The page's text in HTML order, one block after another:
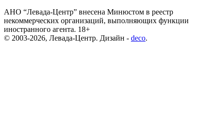
АНО “Левада-Центр” внесена Минюстом в реестр
некоммерческих организаций, выполняющих функции
иностранного агента. 18+
© 2003-2026, Левада-Центр. Дизайн - deco.